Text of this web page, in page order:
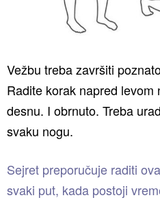
Vežbu treba završiti
Radite korak napred levom
desnu. I obrnuto. Treba
svaku nogu.
Sejret preporučuje raditi
svaki put, kada postoji